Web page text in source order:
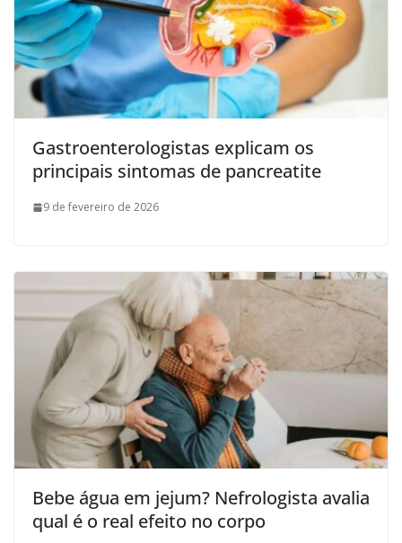
Gastroenterologistas explicam os
principais sintomas de pancreatite
9 de fevereiro de 2026
Bebe água em jejum? Nefrologista avalia
qual é o real efeito no corpo